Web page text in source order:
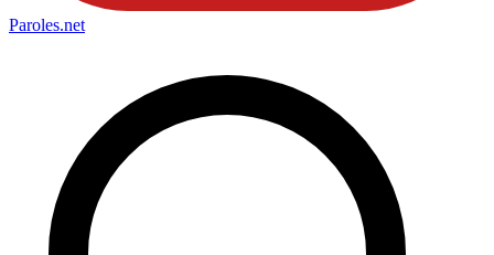
Paroles.net